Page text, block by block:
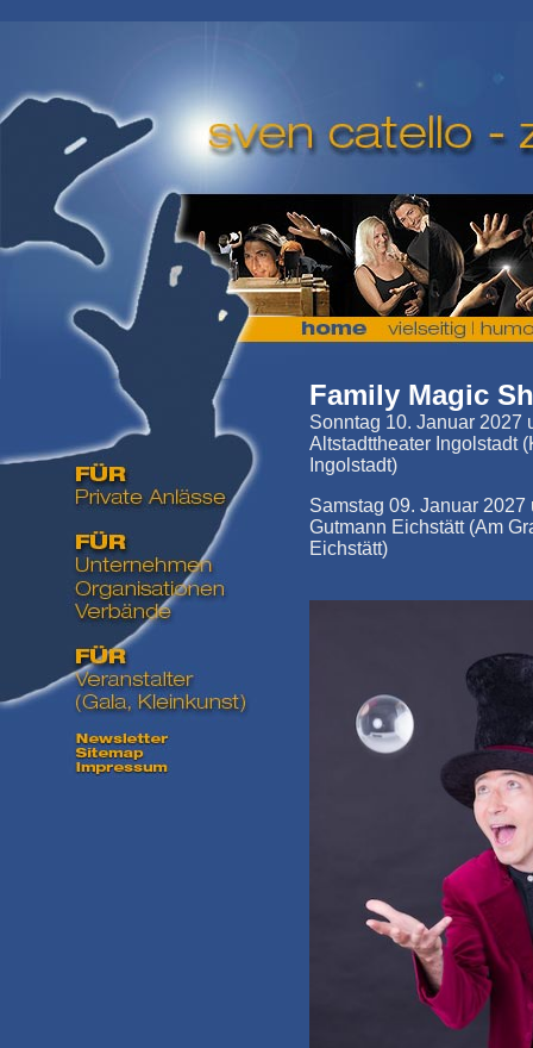
Family Magic
Sonntag 10. Januar 2027
Altstadttheater Ingolstadt
Ingolstadt)
Samstag 09. Januar
Gutmann Eichstätt (Am
Eichstätt)